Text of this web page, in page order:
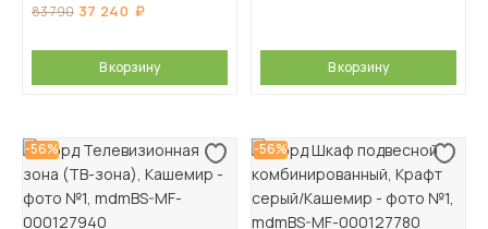
83 790 37 240
В корзину В корзину
-56% -56%